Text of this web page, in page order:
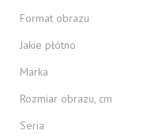
Format obrazu
Jakie płótno
Marka
Rozmiar obrazu, cm
Seria